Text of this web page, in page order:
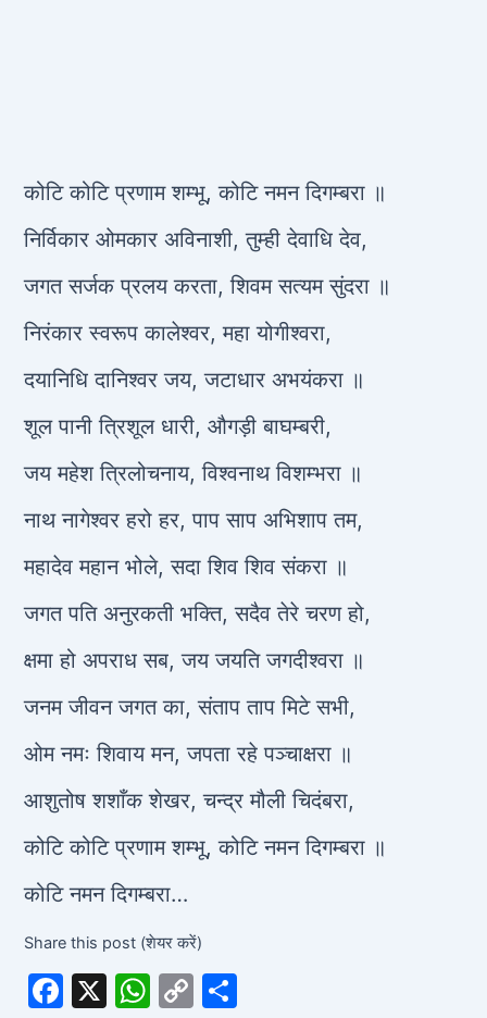
कोटि कोटि प्रणाम शम्भू, कोटि नमन दिगम्बरा ॥
निर्विकार ओमकार अविनाशी, तुम्ही देवाधि देव,
जगत सर्जक प्रलय करता, शिवम सत्यम सुंदरा ॥
निरंकार स्वरूप कालेश्वर, महा योगीश्वरा,
दयानिधि दानिश्वर जय, जटाधार अभयंकरा ॥
शूल पानी त्रिशूल धारी, औगड़ी बाघम्बरी,
जय महेश त्रिलोचनाय, विश्वनाथ विशम्भरा ॥
नाथ नागेश्वर हरो हर, पाप साप अभिशाप तम,
महादेव महान भोले, सदा शिव शिव संकरा ॥
जगत पति अनुरकती भक्ति, सदैव तेरे चरण हो,
क्षमा हो अपराध सब, जय जयति जगदीश्वरा ॥
जनम जीवन जगत का, संताप ताप मिटे सभी,
ओम नमः शिवाय मन, जपता रहे पञ्चाक्षरा ॥
आशुतोष शशाँक शेखर, चन्द्र मौली चिदंबरा,
कोटि कोटि प्रणाम शम्भू, कोटि नमन दिगम्बरा ॥
कोटि नमन दिगम्बरा…
Share this post (शेयर करें)
F
X
W C